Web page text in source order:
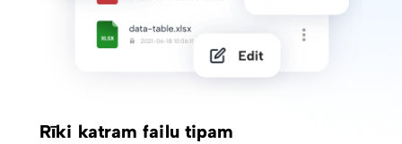
Rīki katram failu tipam